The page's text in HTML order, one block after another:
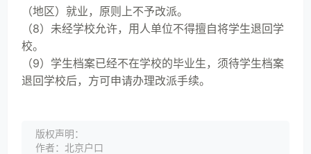
（地区）就业，原则上不予改派。
（8）未经学校允许，用人单位不得擅自将学生退回学
校。
（9）学生档案已经不在学校的毕业生，须待学生档案
退回学校后，方可申请办理改派手续。
版权声明：
作者：北京户口